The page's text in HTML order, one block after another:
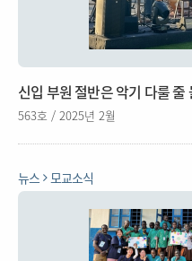
신입 부원 절반은 악기 다룰
563호 / 2025년 2월
뉴스 모교소식